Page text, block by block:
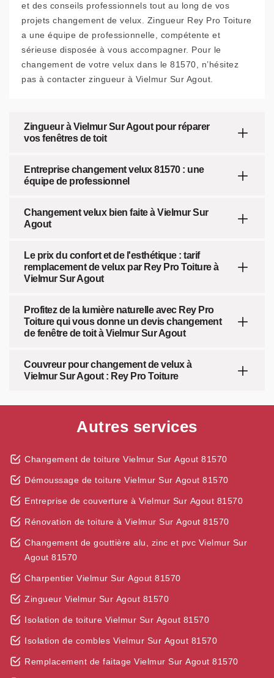
et des conseils professionnels tout au long de vos
projets changement de velux. Zingueur Rey Pro Toiture
a une équipe de professionnelle, compétente et
sérieuse disposée à vous accompagner. Pour le
changement de votre velux dans le 81570, n’hésitez
pas à contacter zingueur à Vielmur Sur Agout.
Zingueur à Vielmur Sur Agout pour réparer
vos fenêtres de toit
Entreprise changement velux 81570 : une
équipe de professionnel
Changement velux bien faite à Vielmur Sur
Agout
Le prix du confort et de l'esthétique : tarif
remplacement de velux par Rey Pro Toiture à
Vielmur Sur Agout
Profitez de la lumière naturelle avec Rey Pro
Toiture qui vous donne un devis changement
de fenêtre de toit à Vielmur Sur Agout
Couvreur pour changement de velux à
Vielmur Sur Agout : Rey Pro Toiture
Autres services
Changement de toiture Vielmur Sur Agout 81570
Démoussage de toiture Vielmur Sur Agout 81570
Entreprise de couverture à Vielmur Sur Agout 81570
Rénovation de toiture à Vielmur Sur Agout 81570
Changement de gouttière alu, zinc et pvc Vielmur Sur
Agout 81570
Charpentier Vielmur Sur Agout 81570
Zingueur Vielmur Sur Agout 81570
Isolation de toiture Vielmur Sur Agout 81570
Isolation de combles Vielmur Sur Agout 81570
Remplacement de faitage Vielmur Sur Agout 81570